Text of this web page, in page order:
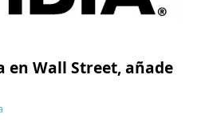
en Wall Street, añade